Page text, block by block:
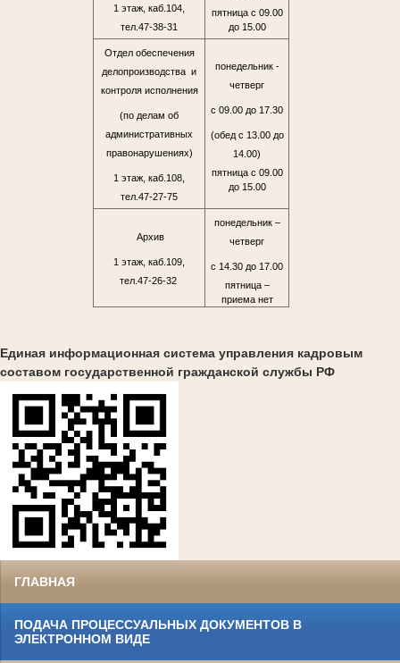
1 этаж, каб.104,
тел.47-38-31
пятница с 09.00
до 15.00
Отдел обеспечения
делопроизводства и
контроля исполнения
(по делам об
административных
правонарушениях)
1 этаж, каб.108,
тел.47-27-75
понедельник -
четверг
с 09.00 до 17.30
(обед с 13.00 до
14.00)
пятница с 09.00
до 15.00
Архив
1 этаж, каб.109,
тел.47-26-32
понедельник –
четверг
с 14.30 до 17.00
пятница –
приема нет
Единая информационная система управления кадровым
составом государственной гражданской службы РФ
ГЛАВНАЯ
ПОДАЧА ПРОЦЕССУАЛЬНЫХ ДОКУМЕНТОВ В
ЭЛЕКТРОННОМ ВИДЕ